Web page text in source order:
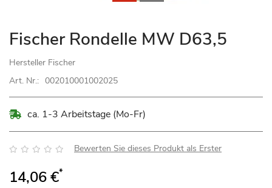
Zum
Anfang
der
springen
Fischer Rondelle MW D63,5
Hersteller Fischer
Art. Nr.: 002010001002025
ca. 1-3 Arbeitstage (Mo-Fr)
Bewertung: Bewerten Sie dieses Produkt als Erster
14,06 €*